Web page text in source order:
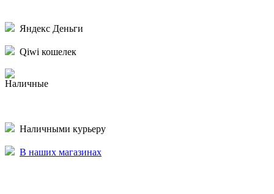
Яндекс Деньги
Qiwi кошелек
Наличные
Наличными курьеру
В наших магазинах